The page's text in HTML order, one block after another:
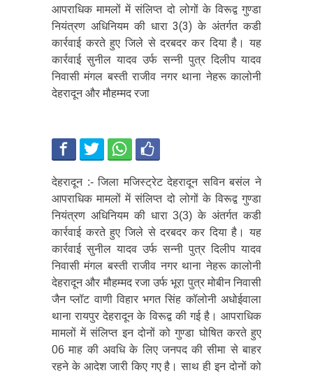
आपराधिक मामलों में संलिप्त दो लोगों के विरूद्व गुण्डा
नियंत्रण अधिनियम की धारा 3(3) के अंतर्गत कडी
कार्रवाई करते हुए जिले से दरबदर कर दिया है। यह
कार्रवाई सुनील यादव उर्फ सन्नी पुत्र दिलीप यादव
निवासी मंगल बस्ती राजीव नगर थाना नेहरू कालोनी
देहरादून और मौहम्मद रजा
देहरादून :- जिला मजिस्ट्रेट देहरादून सविन बसंल ने
आपराधिक मामलों में संलिप्त दो लोगों के विरूद्व गुण्डा
नियंत्रण अधिनियम की धारा 3(3) के अंतर्गत कडी
कार्रवाई करते हुए जिले से दरबदर कर दिया है। यह
कार्रवाई सुनील यादव उर्फ सन्नी पुत्र दिलीप यादव
निवासी मंगल बस्ती राजीव नगर थाना नेहरू कालोनी
देहरादून और मौहम्मद रजा उर्फ भूरा पुत्र मोबीन निवासी
जैन प्लॉट वाणी विहार भगत सिंह कॉलोनी अधोईवाला
थाना रायपुर देहरादून के विरूद्व की गई है। आपराधिक
मामलों में संलिप्त इन दोनों को गुण्डा घोषित करते हुए
06 माह की अवधि के लिए जनपद की सीमा से बाहर
रहने के आदेश जारी किए गए है। साथ ही इन दोनों को